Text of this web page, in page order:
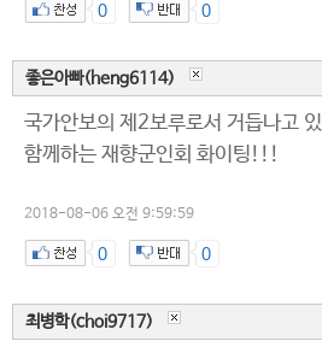
0 0
좋은아빠(heng6114)
국가안보의 제2보루로서 거듭나고
함께하는 재향군인회 화이팅!!!
2018-08-06 오전 9:59:59
0 0
최병학(choi9717)